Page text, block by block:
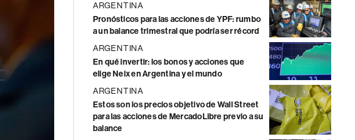
ARGENTINA
Pronósticos para las acciones de YPF: rumbo
a un balance trimestral que podría ser récord
ARGENTINA
En qué invertir: los bonos y acciones que
elige Neix en Argentina y el mundo
ARGENTINA
Estos son los precios objetivo de Wall Street
para las acciones de MercadoLibre previo a su
balance